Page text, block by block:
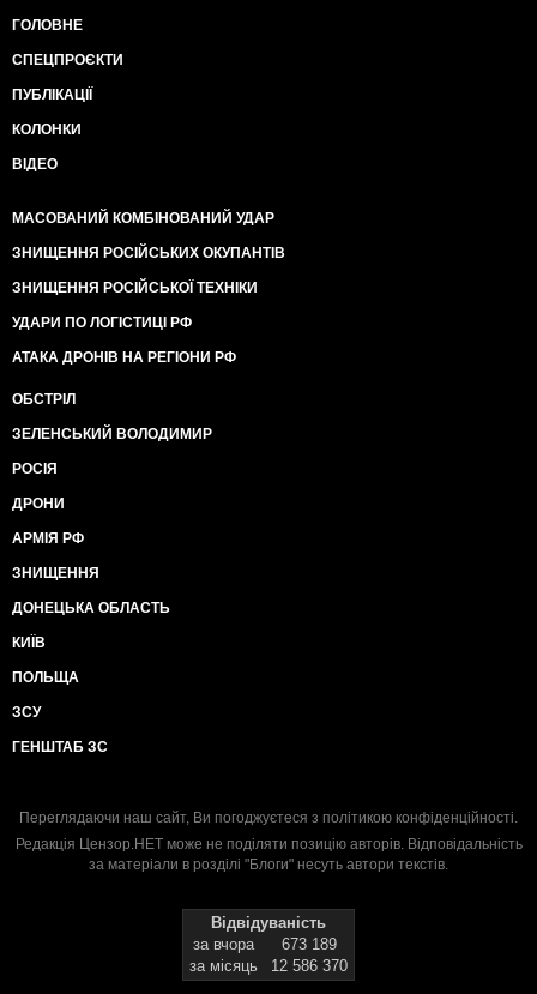
ГОЛОВНЕ
СПЕЦПРОЄКТИ
ПУБЛІКАЦІЇ
КОЛОНКИ
ВІДЕО
МАСОВАНИЙ КОМБІНОВАНИЙ УДАР
ЗНИЩЕННЯ РОСІЙСЬКИХ ОКУПАНТІВ
ЗНИЩЕННЯ РОСІЙСЬКОЇ ТЕХНІКИ
УДАРИ ПО ЛОГІСТИЦІ РФ
АТАКА ДРОНІВ НА РЕГІОНИ РФ
ОБСТРІЛ
ЗЕЛЕНСЬКИЙ ВОЛОДИМИР
РОСІЯ
ДРОНИ
АРМІЯ РФ
ЗНИЩЕННЯ
ДОНЕЦЬКА ОБЛАСТЬ
КИЇВ
ПОЛЬЩА
ЗСУ
ГЕНШТАБ ЗС
Переглядаючи наш сайт, Ви погоджуєтеся з політикою конфіденційності.
Редакція Цензор.НЕТ може не поділяти позицію авторів. Відповідальність
за матеріали в розділі "Блоги" несуть автори текстів.
Відвідуваність
за вчора
673 189
за місяць
12 586 370